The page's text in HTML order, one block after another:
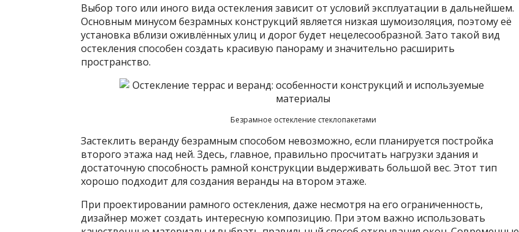
Выбор того или иного вида остекления зависит от условий эксплуатации в дальнейшем.
Основным минусом безрамных конструкций является низкая шумоизоляция, поэтому её
установка вблизи оживлённых улиц и дорог будет нецелесообразной. Зато такой вид
остекления способен создать красивую панораму и значительно расширить
пространство.
Безрамное остекление стеклопакетами
Застеклить веранду безрамным способом невозможно, если планируется постройка
второго этажа над ней. Здесь, главное, правильно просчитать нагрузки здания и
достаточную способность рамной конструкции выдерживать большой вес. Этот тип
хорошо подходит для создания веранды на втором этаже.
При проектировании рамного остекления, даже несмотря на его ограниченность,
дизайнер может создать интересную композицию. При этом важно использовать